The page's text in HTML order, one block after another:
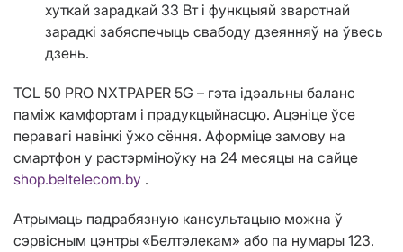
хуткай зарадкай 33 Вт і функцыяй зваротнай
зарадкі забяспечыць свабоду дзеянняў на ўвесь
дзень.
TCL 50 PRO NXTPAPER 5G – гэта ідэальны баланс
паміж камфортам і прадукцыйнасцю. Ацэніце ўсе
перавагі навінкі ўжо сёння. Аформіце замову на
смартфон у растэрміноўку на 24 месяцы на сайце
shop.beltelecom.by .
Атрымаць падрабязную кансультацыю можна ў
сэрвісным цэнтры «Белтэлекам» або па нумары 123.